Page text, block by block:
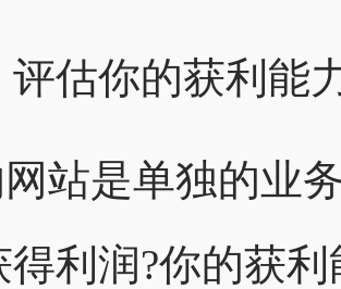
评估你的获利能
站是单独的业
得利润?你的获利